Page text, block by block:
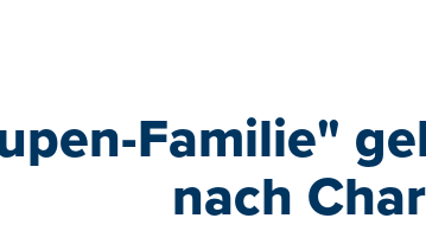
Familie"
nach